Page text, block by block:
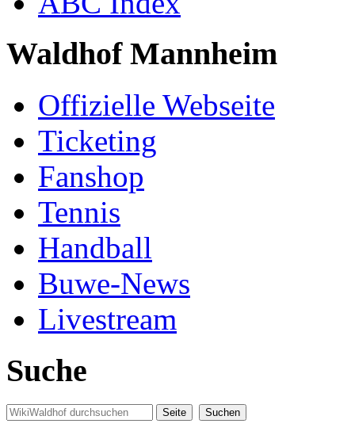
Waldhof Mannheim
Offizielle Webseite
Ticketing
Fanshop
Tennis
Handball
Buwe-News
Livestream
Suche